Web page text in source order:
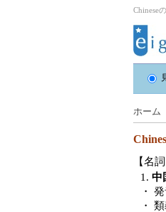
Chinese
ホーム
【名詞
1. 中
・
・